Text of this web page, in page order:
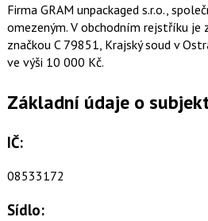
Firma GRAM unpackaged s.r.o.,
omezeným. V obchodním rejstříku je
značkou C 79851, Krajský soud v
ve výši 10 000 Kč.
Základní údaje o
IČ:
08533172
Sídlo: